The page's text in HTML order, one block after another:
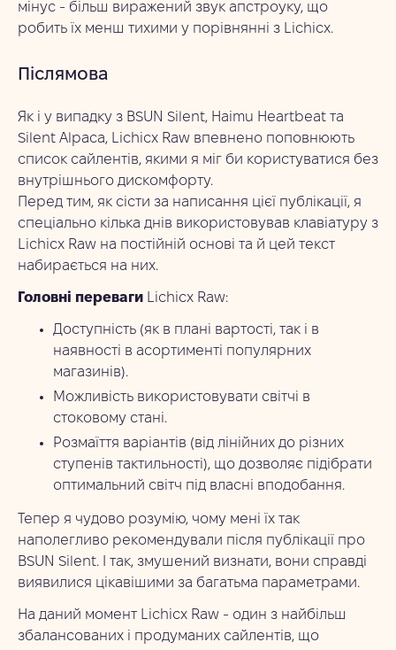
мінус - більш виражений звук апстроуку, що
робить їх менш тихими у порівнянні з Lichicx.
Післямова
Як і у випадку з BSUN Silent, Haimu Heartbeat та
Silent Alpaca, Lichicx Raw впевнено поповнюють
список сайлентів, якими я міг би користуватися без
внутрішнього дискомфорту.
Перед тим, як сісти за написання цієї публікації, я
спеціально кілька днів використовував клавіатуру з
Lichicx Raw на постійній основі та й цей текст
набирається на них.
Головні переваги Lichicx Raw:
Доступність (як в плані вартості, так і в
наявності в асортименті популярних
магазинів).
Можливість використовувати світчі в
стоковому стані.
Розмаїття варіантів (від лінійних до різних
ступенів тактильності), що дозволяє підібрати
оптимальний світч під власні вподобання.
Тепер я чудово розумію, чому мені їх так
наполегливо рекомендували після публікації про
BSUN Silent. І так, змушений визнати, вони справді
виявилися цікавішими за багатьма параметрами.
На даний момент Lichicx Raw - один з найбільш
збалансованих і продуманих сайлентів, що